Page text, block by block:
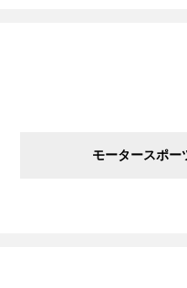
モータースポー